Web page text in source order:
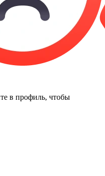
в профиль, чтобы